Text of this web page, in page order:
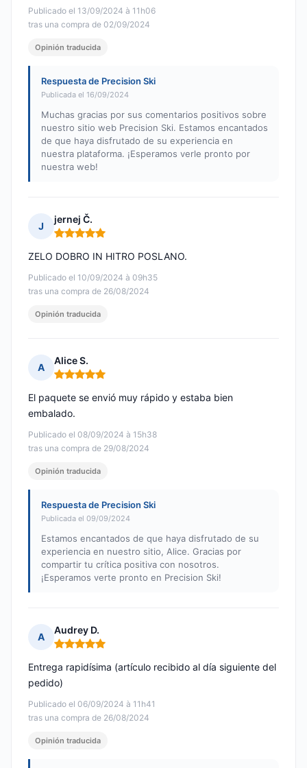
Publicado el 13/09/2024 à 11h06
tras una compra de 02/09/2024
Opinión traducida
Respuesta de Precision Ski
Publicada el 16/09/2024
Muchas gracias por sus comentarios positivos sobre
nuestro sitio web Precision Ski. Estamos encantados
de que haya disfrutado de su experiencia en
nuestra plataforma. ¡Esperamos verle pronto por
nuestra web!
J
jernej Č.
Nota: 5 de 5
Publicado el 10/09/2024 à 09h35
tras una compra de 26/08/2024
ZELO DOBRO IN HITRO POSLANO.
Opinión traducida
A
Alice S.
Nota: 5 de 5
Publicado el 08/09/2024 à 15h38
tras una compra de 29/08/2024
El paquete se envió muy rápido y estaba bien
embalado.
Opinión traducida
Respuesta de Precision Ski
Publicada el 09/09/2024
Estamos encantados de que haya disfrutado de su
experiencia en nuestro sitio, Alice. Gracias por
compartir tu crítica positiva con nosotros.
¡Esperamos verte pronto en Precision Ski!
A
Audrey D.
Nota: 5 de 5
Publicado el 06/09/2024 à 11h41
tras una compra de 26/08/2024
Entrega rapidísima (artículo recibido al día siguiente del
pedido)
Opinión traducida